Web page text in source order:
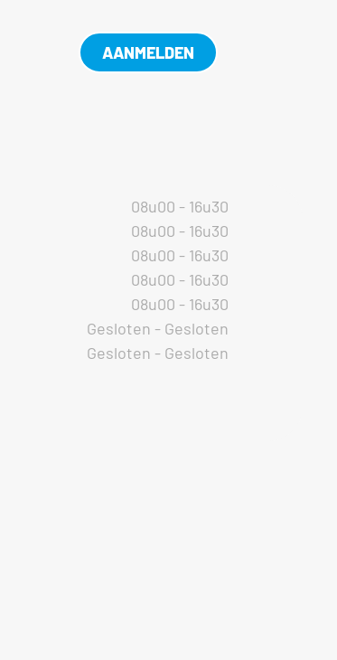
AANMELDEN
08u00 - 16u30
08u00 - 16u30
08u00 - 16u30
08u00 - 16u30
08u00 - 16u30
Gesloten - Gesloten
Gesloten - Gesloten